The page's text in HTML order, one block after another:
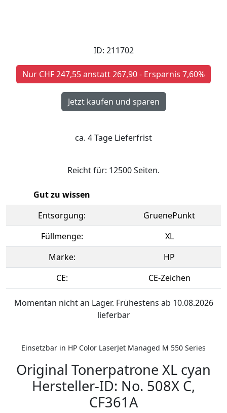
ID: 211702
Nur CHF 247,55 anstatt 267,90 - Ersparnis 7,60%
ca. 4 Tage Lieferfrist
Reicht für: 12500 Seiten.
Gut zu wissen
Entsorgung:
GruenePunkt
Füllmenge:
XL
Marke:
HP
CE:
CE-Zeichen
Momentan nicht an Lager. Frühestens ab 10.08.2026
lieferbar
Einsetzbar in HP Color LaserJet Managed M 550 Series
Original Tonerpatrone XL cyan
Hersteller-ID: No. 508X C,
CF361A